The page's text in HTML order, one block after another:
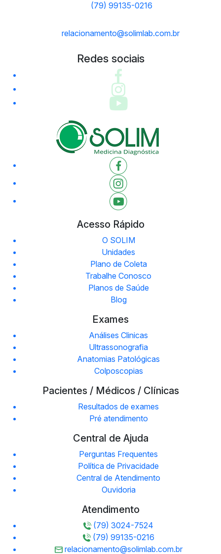
(79) 99135-0216
relacionamento@solimlab.com.br
Redes sociais
Acesso Rápido
O SOLIM
Unidades
Plano de Coleta
Trabalhe Conosco
Planos de Saúde
Blog
Exames
Análises Clinicas
Ultrassonografia
Anatomias Patológicas
Colposcopias
Pacientes / Médicos / Clínicas
Resultados de exames
Pré atendimento
Central de Ajuda
Perguntas Frequentes
Política de Privacidade
Central de Atendimento
Ouvidoria
Atendimento
(79) 3024-7524
(79) 99135-0216
relacionamento@solimlab.com.br